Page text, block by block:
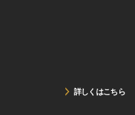
詳しくはこちら